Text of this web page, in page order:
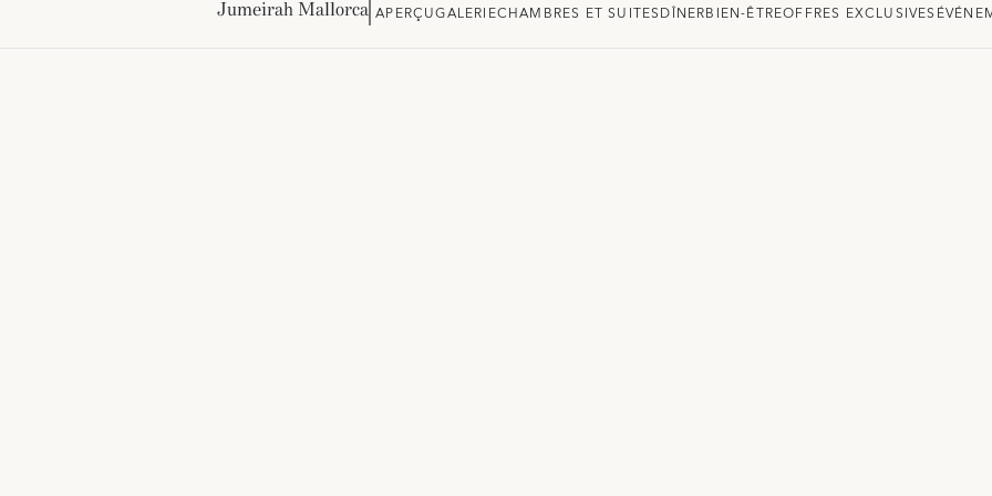
Jumeirah Mallorca APERÇUGALERIECHAMBRES ET SUITESDÎNERBIEN-ÊTREOFFRES EXCLUSIVES